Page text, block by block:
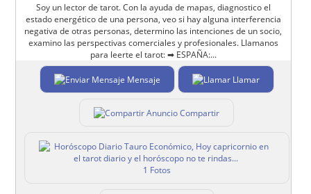
Soy un lector de tarot. Con la ayuda de mapas, diagnostico el
estado energético de una persona, veo si hay alguna interferencia
negativa de otras personas, determino las intenciones de un socio,
examino las perspectivas comerciales y profesionales. Llamanos
para leerte el tarot: ➡ ESPAÑA:...
Mensaje Llamar
Compartir
1 Fotos